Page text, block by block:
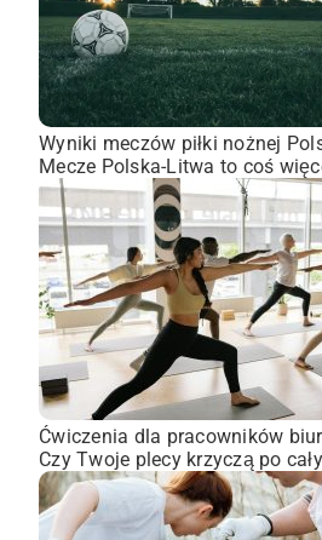
Wyniki meczów piłki nożnej
Mecze Polska-Litwa to coś
Ćwiczenia dla pracowników
Czy Twoje plecy krzyczą po